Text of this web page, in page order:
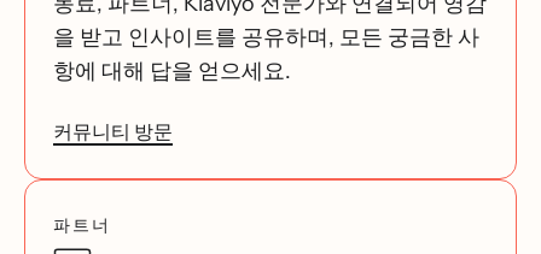
을 받고 인사이트를 공유하며, 모든 궁금한 사
항에 대해 답을 얻으세요.
커뮤니티 방문
파트너